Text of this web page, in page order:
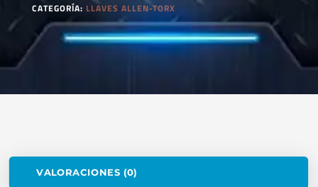
CATEGORÍA: LLAVES ALLEN-TORX
VALORACIONES (0)